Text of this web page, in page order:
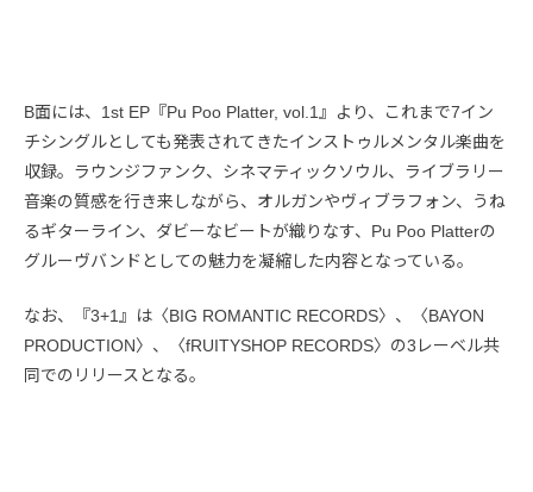
B面には、1st EP『Pu Poo Platter, vol.1』より、これまで7イン
チシングルとしても発表されてきたインストゥルメンタル楽曲を
収録。ラウンジファンク、シネマティックソウル、ライブラリー
音楽の質感を行き来しながら、オルガンやヴィブラフォン、うね
るギターライン、ダビーなビートが織りなす、Pu Poo Platterの
グルーヴバンドとしての魅力を凝縮した内容となっている。
なお、『3+1』は〈BIG ROMANTIC RECORDS〉、〈BAYON
PRODUCTION〉、〈fRUITYSHOP RECORDS〉の3レーベル共
同でのリリースとなる。